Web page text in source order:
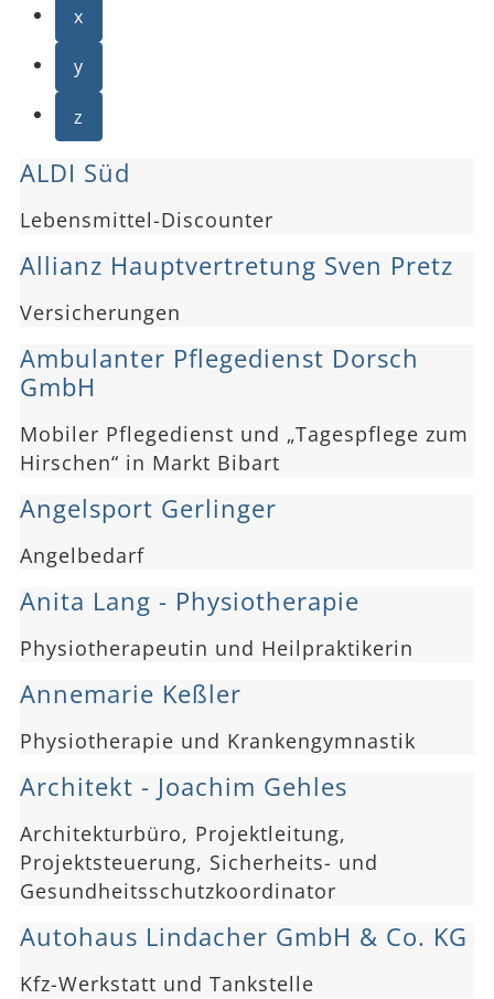
x
y
z
ALDI Süd
Lebensmittel-Discounter
Allianz Hauptvertretung Sven Pretz
Versicherungen
Ambulanter Pflegedienst Dorsch
GmbH
Mobiler Pflegedienst und „Tagespflege zum
Hirschen“ in Markt Bibart
Angelsport Gerlinger
Angelbedarf
Anita Lang - Physiotherapie
Physiotherapeutin und Heilpraktikerin
Annemarie Keßler
Physiotherapie und Krankengymnastik
Architekt - Joachim Gehles
Architekturbüro, Projektleitung,
Projektsteuerung, Sicherheits- und
Gesundheitsschutzkoordinator
Autohaus Lindacher GmbH & Co. KG
Kfz-Werkstatt und Tankstelle